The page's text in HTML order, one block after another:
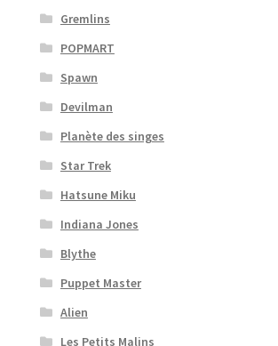
Gremlins
POPMART
Spawn
Devilman
Planète des singes
Star Trek
Hatsune Miku
Indiana Jones
Blythe
Puppet Master
Alien
Les Petits Malins